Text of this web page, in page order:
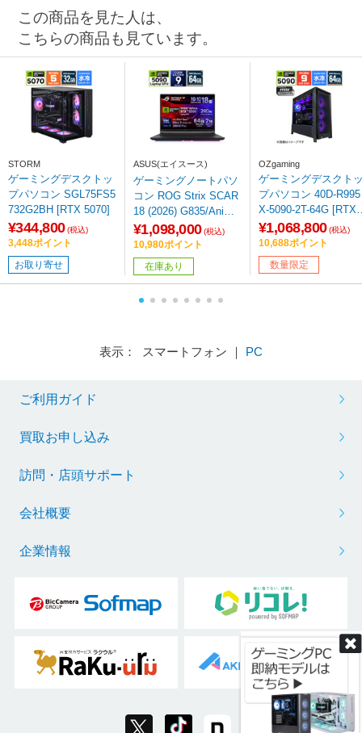
この商品を見た人は、
こちらの商品も見ています。
STORM
ゲーミングデスクトッ
プパソコン SGL75FS5
732G2BH [RTX 5070]
¥344,800 (税込)
3,448ポイント
お取り寄せ
ASUS(エイスース)
ゲーミングノートパソ
コン ROG Strix SCAR
18 (2026) G835/AniMe
Vision(RTX 5090) オフ
ブラック G835LXG-U9
R5090R642T [18.0型 /
Windows11 Home /inte
l Core Ultra 9 /メモ
リ：64GB /SSD：2TB
¥1,098,000 (税込)
10,980ポイント
在庫あり
OZgaming
ゲーミングデスクト
プパソコン 40D-R995
X-5090-2T-64G [RTX
090] 【sof001】
¥1,068,800 (税込)
10,688ポイント
数量限定
表示： スマートフォン ｜ PC
ご利用ガイド
買取お申し込み
訪問・店頭サポート
会社概要
企業情報